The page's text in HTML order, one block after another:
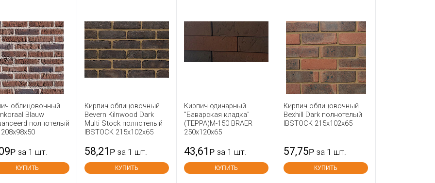
облицовочный
Blauw
полнотелый
208x98x50
Р за 1 шт.
КУПИТЬ
Кирпич облицовочный
Bevern Kilnwood Dark
Multi Stock полнотелый
IBSTOCK 215x102x65
58,21 Р за 1 шт.
КУПИТЬ
Кирпич одинарный
"Баварская кладка"
(ТЕРРА)М-150 BRAER
250x120x65
43,61 Р за 1 шт.
КУПИТЬ
Кирпич облицовочный
Bexhill Dark полнотелый
IBSTOCK 215x102x65
57,75Р за 1 шт.
КУПИТЬ